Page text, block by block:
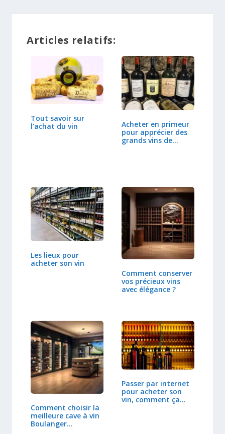
Articles relatifs:
Tout savoir sur
l’achat du vin
Acheter en primeur
pour apprécier des
grands vins de…
Les lieux pour
acheter son vin
Comment conserver
vos précieux vins
avec élégance ?
Comment choisir la
meilleure cave à vin
Boulanger…
Passer par internet
pour acheter son
vin, comment ça…